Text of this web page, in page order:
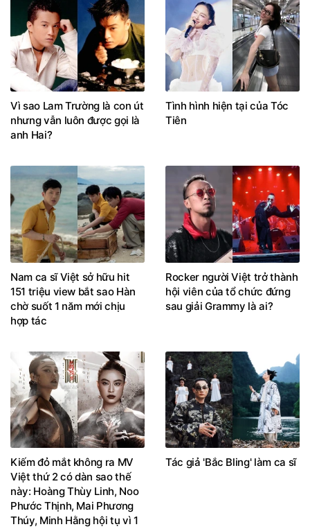
Vì sao Lam Trường là con út
nhưng vẫn luôn được gọi là
anh Hai?
Tình hình hiện tại của Tóc
Tiên
Nam ca sĩ Việt sở hữu hit
151 triệu view bắt sao Hàn
chờ suốt 1 năm mới chịu
hợp tác
Rocker người Việt trở thành
hội viên của tổ chức đứng
sau giải Grammy là ai?
Kiếm đỏ mắt không ra MV
Việt thứ 2 có dàn sao thế
này: Hoàng Thùy Linh, Noo
Phước Thịnh, Mai Phương
Thúy, Minh Hằng hội tụ vì 1
người
Tác giả 'Bắc Bling' làm ca sĩ